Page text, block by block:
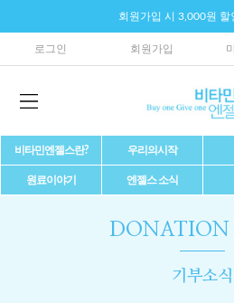
회원가입 시 3,000원 할
로그인 회원가입
비타민엔젤스란? 우리의시작
원료이야기
엔젤스 소식
DONATION
기부소식